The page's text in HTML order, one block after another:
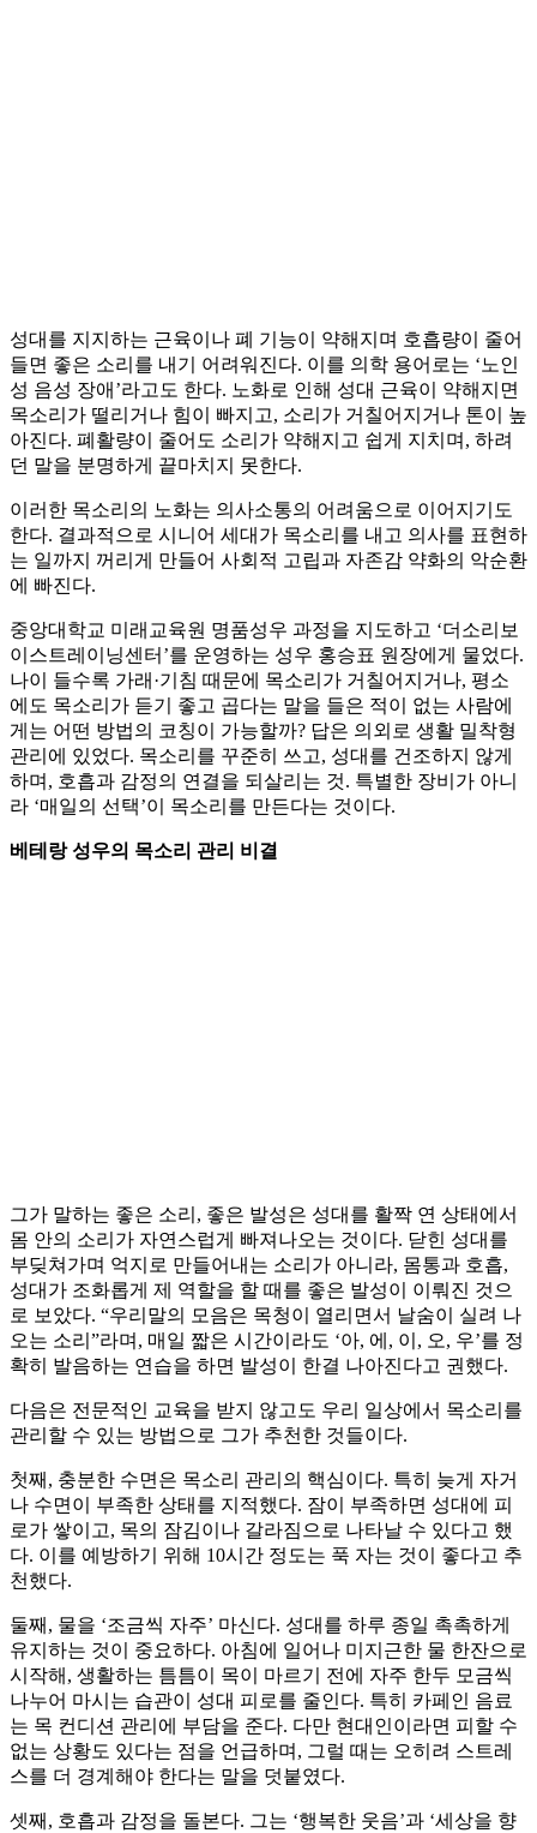
성대를 지지하는 근육이나 폐 기능이 약해지며 호흡량이 줄어
들면 좋은 소리를 내기 어려워진다. 이를 의학 용어로는 ‘노인
성 음성 장애’라고도 한다. 노화로 인해 성대 근육이 약해지면
목소리가 떨리거나 힘이 빠지고, 소리가 거칠어지거나 톤이 높
아진다. 폐활량이 줄어도 소리가 약해지고 쉽게 지치며, 하려
던 말을 분명하게 끝마치지 못한다.
이러한 목소리의 노화는 의사소통의 어려움으로 이어지기도
한다. 결과적으로 시니어 세대가 목소리를 내고 의사를 표현하
는 일까지 꺼리게 만들어 사회적 고립과 자존감 약화의 악순환
에 빠진다.
중앙대학교 미래교육원 명품성우 과정을 지도하고 ‘더소리보
이스트레이닝센터’를 운영하는 성우 홍승표 원장에게 물었다.
나이 들수록 가래·기침 때문에 목소리가 거칠어지거나, 평소
에도 목소리가 듣기 좋고 곱다는 말을 들은 적이 없는 사람에
게는 어떤 방법의 코칭이 가능할까? 답은 의외로 생활 밀착형
관리에 있었다. 목소리를 꾸준히 쓰고, 성대를 건조하지 않게
하며, 호흡과 감정의 연결을 되살리는 것. 특별한 장비가 아니
라 ‘매일의 선택’이 목소리를 만든다는 것이다.
베테랑 성우의 목소리 관리 비결
그가 말하는 좋은 소리, 좋은 발성은 성대를 활짝 연 상태에서
몸 안의 소리가 자연스럽게 빠져나오는 것이다. 닫힌 성대를
부딪쳐가며 억지로 만들어내는 소리가 아니라, 몸통과 호흡,
성대가 조화롭게 제 역할을 할 때를 좋은 발성이 이뤄진 것으
로 보았다. “우리말의 모음은 목청이 열리면서 날숨이 실려 나
오는 소리”라며, 매일 짧은 시간이라도 ‘아, 에, 이, 오, 우’를 정
확히 발음하는 연습을 하면 발성이 한결 나아진다고 권했다.
다음은 전문적인 교육을 받지 않고도 우리 일상에서 목소리를
관리할 수 있는 방법으로 그가 추천한 것들이다.
첫째, 충분한 수면은 목소리 관리의 핵심이다. 특히 늦게 자거
나 수면이 부족한 상태를 지적했다. 잠이 부족하면 성대에 피
로가 쌓이고, 목의 잠김이나 갈라짐으로 나타날 수 있다고 했
다. 이를 예방하기 위해 10시간 정도는 푹 자는 것이 좋다고 추
천했다.
둘째, 물을 ‘조금씩 자주’ 마신다. 성대를 하루 종일 촉촉하게
유지하는 것이 중요하다. 아침에 일어나 미지근한 물 한잔으로
시작해, 생활하는 틈틈이 목이 마르기 전에 자주 한두 모금씩
나누어 마시는 습관이 성대 피로를 줄인다. 특히 카페인 음료
는 목 컨디션 관리에 부담을 준다. 다만 현대인이라면 피할 수
없는 상황도 있다는 점을 언급하며, 그럴 때는 오히려 스트레
스를 더 경계해야 한다는 말을 덧붙였다.
셋째, 호흡과 감정을 돌본다. 그는 ‘행복한 웃음’과 ‘세상을 향